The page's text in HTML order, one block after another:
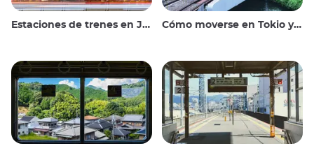
Estaciones de trenes en Japón Cómo moverse en Tokio y alrededores